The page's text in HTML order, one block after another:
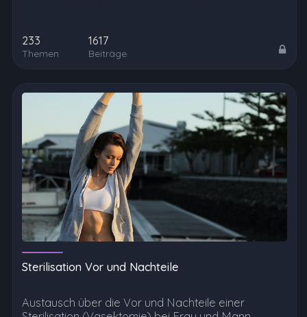
233
Themen
1617
Beiträge
Sterilisation Vor und Nachteile
Austausch über die Vor und Nachteile einer